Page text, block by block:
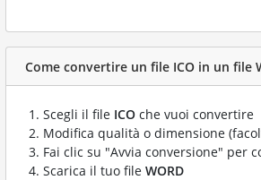
Come convertire un file ICO in un file
Scegli il file ICO che vuoi convertire
Modifica qualità o dimensione
Fai clic su "Avvia conversione" per
Scarica il tuo file WORD